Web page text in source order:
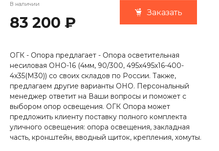
В наличии
83 200 ₽
Заказать
ОГК - Опора предлагает - Опора осветительная
несиловая ОНО-16 (4мм, 90/300, 495х495х16-400-
4х35(М30)) со своих складов по России. Также,
предлагаем другие варианты ОНО. Персональный
менеджер ответит на Ваши вопросы и поможет с
выбором опор освещения. ОГК Опора может
предложить клиенту поставку полного комплекта
уличного освещения: опора освещения, закладная
часть, кронштейн, вводный щиток, крепления, хомуты.